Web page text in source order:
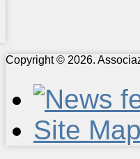
Copyright © 2026.
Site Map